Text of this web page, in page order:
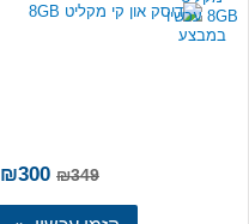
₪349
המחיר
₪300